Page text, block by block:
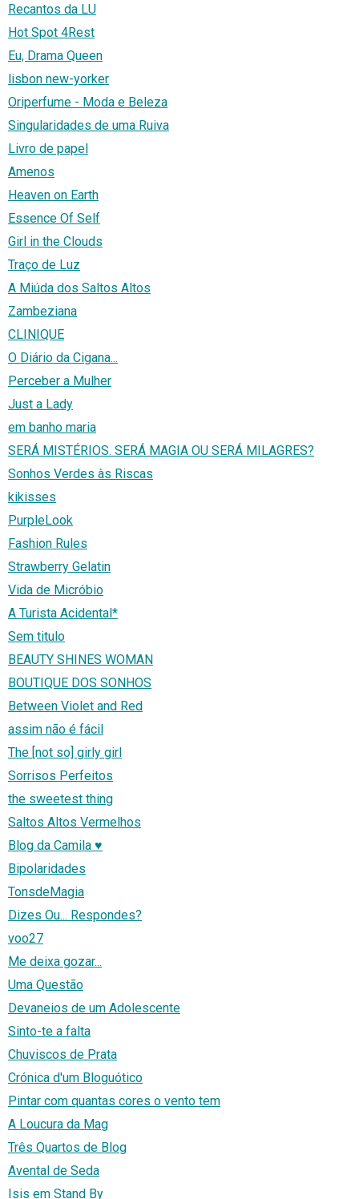
Recantos da LU
Hot Spot 4Rest
Eu, Drama Queen
lisbon new-yorker
Oriperfume - Moda e Beleza
Singularidades de uma Ruiva
Livro de papel
Amenos
Heaven on Earth
Essence Of Self
Girl in the Clouds
Traço de Luz
A Miúda dos Saltos Altos
Zambeziana
CLINIQUE
O Diário da Cigana...
Perceber a Mulher
Just a Lady
em banho maria
SERÁ MISTÉRIOS. SERÁ MAGIA OU SERÁ MILAGRES?
Sonhos Verdes às Riscas
kikisses
PurpleLook
Fashion Rules
Strawberry Gelatin
Vida de Micróbio
A Turista Acidental*
Sem titulo
BEAUTY SHINES WOMAN
BOUTIQUE DOS SONHOS
Between Violet and Red
assim não é fácil
The [not so] girly girl
Sorrisos Perfeitos
the sweetest thing
Saltos Altos Vermelhos
Blog da Camila ♥
Bipolaridades
TonsdeMagia
Dizes Ou... Respondes?
voo27
Me deixa gozar...
Uma Questão
Devaneios de um Adolescente
Sinto-te a falta
Chuviscos de Prata
Crónica d'um Bloguótico
Pintar com quantas cores o vento tem
A Loucura da Mag
Três Quartos de Blog
Avental de Seda
Isis em Stand By